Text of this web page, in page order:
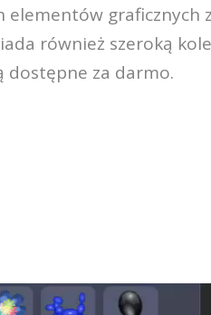
elementów graficznych
również szeroką
dostępne za darmo.